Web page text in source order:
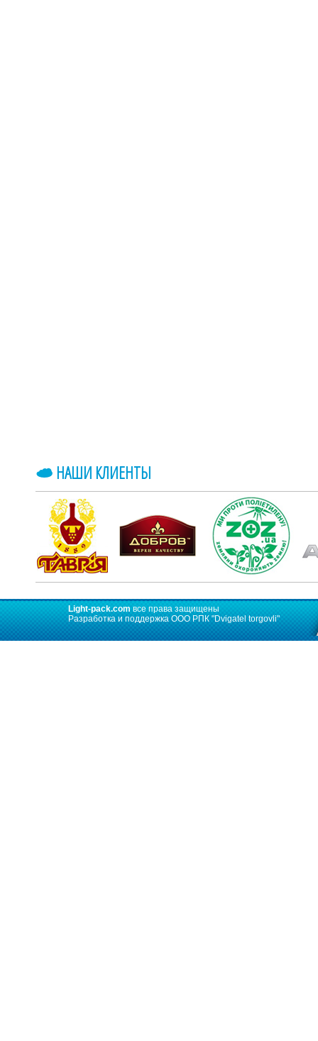
НАШИ КЛИЕНТЫ
Light-pack.com все права защищены
Разработка и поддержка ООО РПК"Dvigatel torgovli"